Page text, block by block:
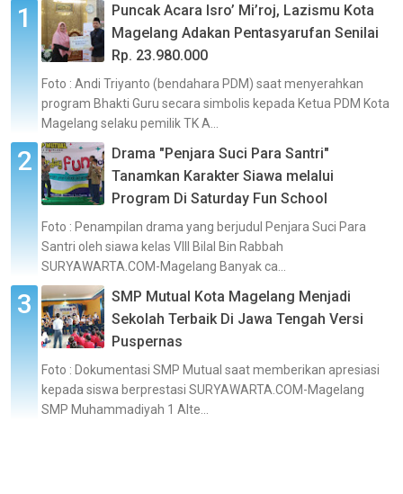
Puncak Acara Isro’ Mi’roj, Lazismu Kota
Magelang Adakan Pentasyarufan Senilai
Rp. 23.980.000
Foto : Andi Triyanto (bendahara PDM) saat menyerahkan
program Bhakti Guru secara simbolis kepada Ketua PDM Kota
Magelang selaku pemilik TK A...
Drama "Penjara Suci Para Santri"
Tanamkan Karakter Siawa melalui
Program Di Saturday Fun School
Foto : Penampilan drama yang berjudul Penjara Suci Para
Santri oleh siawa kelas VIII Bilal Bin Rabbah
SURYAWARTA.COM-Magelang Banyak ca...
SMP Mutual Kota Magelang Menjadi
Sekolah Terbaik Di Jawa Tengah Versi
Puspernas
Foto : Dokumentasi SMP Mutual saat memberikan apresiasi
kepada siswa berprestasi SURYAWARTA.COM-Magelang
SMP Muhammadiyah 1 Alte...